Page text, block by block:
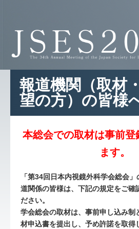
報道機関（取材
望の方）の皆様
本総会での取材は事前登
ます。
「第34回日本内視鏡外科学会総会
道関係の皆様は、下記の規定をご確
ださい。
学会総会の取材は、事前申し込み制
材申込書を提出し、予め許諾を取得